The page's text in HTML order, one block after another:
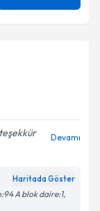
Devamı
Haritada Göster
A blok daire:1,